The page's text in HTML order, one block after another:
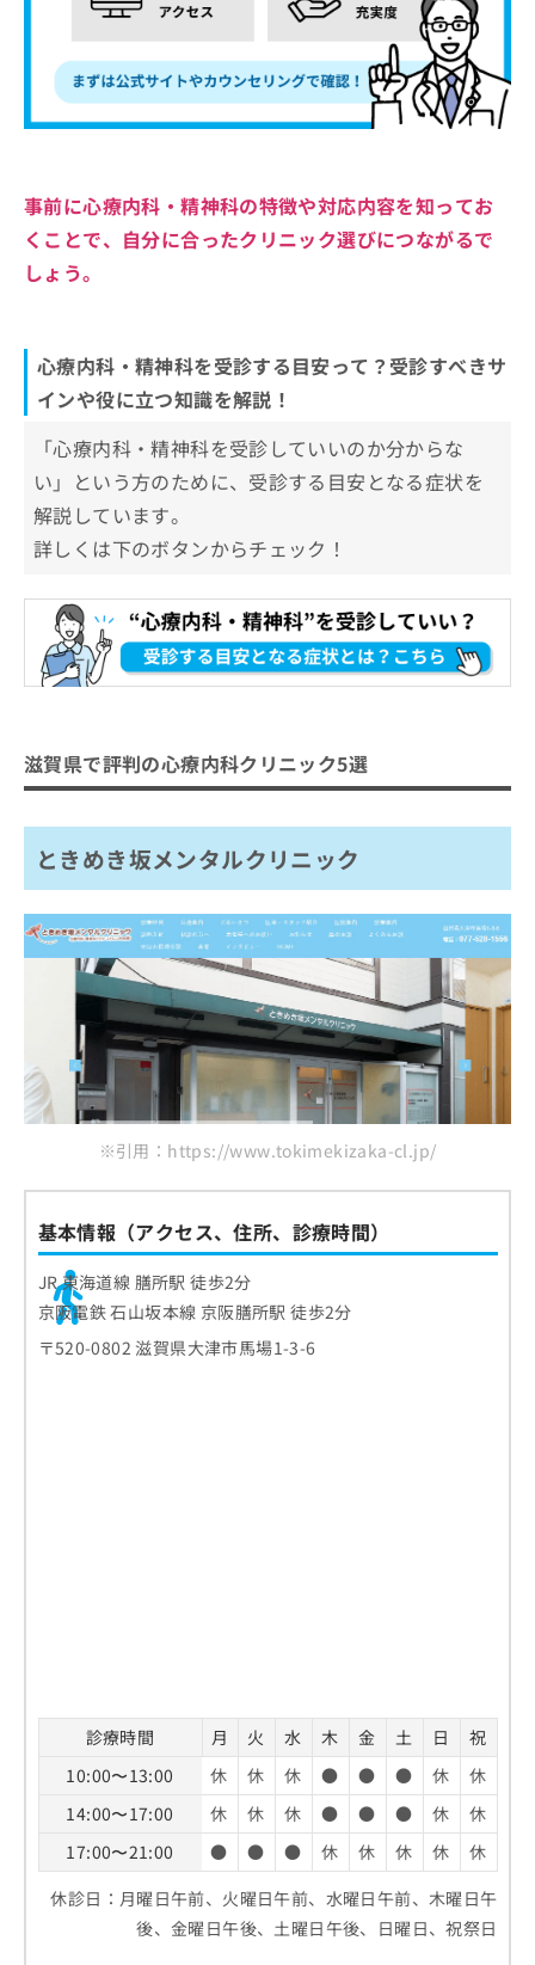
事前に心療内科・精神科の特徴や対応内容を知ってお
くことで、自分に合ったクリニック選びにつながるで
しょう。
心療内科・精神科を受診する目安って？受診すべきサ
インや役に立つ知識を解説！
「心療内科・精神科を受診していいのか分からな
い」という方のために、受診する目安となる症状を
解説しています。
詳しくは下のボタンからチェック！
滋賀県で評判の心療内科クリニック5選
ときめき坂メンタルクリニック
※引用：https://www.tokimekizaka-cl.jp/
基本情報（アクセス、住所、診療時間）
JR 東海道線 膳所駅 徒歩2分
京阪電鉄 石山坂本線 京阪膳所駅 徒歩2分
〒520-0802 滋賀県大津市馬場1-3-6
診療時間 月 火 水 木 金 土 日
祝
10:00〜13:00
休 休 休 ● ● ● 休
休
14:00〜17:00
休 休 休 ● ● ● 休
休
17:00〜21:00
● ● ● 休 休 休 休
休
休診日：月曜日午前、火曜日午前、水曜日午前、木曜日午
後、金曜日午後、土曜日午後、日曜日、祝祭日